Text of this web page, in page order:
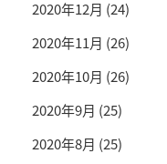
2020年12月 (24)
2020年11月 (26)
2020年10月 (26)
2020年9月 (25)
2020年8月 (25)